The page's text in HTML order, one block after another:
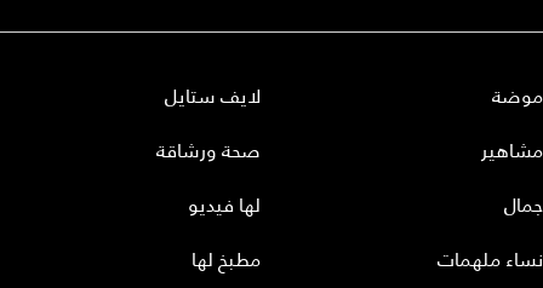
موضة
مشاهير
جمال
نساء ملهمات
لايف ستايل
صحة ورشاقة
لها فيديو
مطبخ لها